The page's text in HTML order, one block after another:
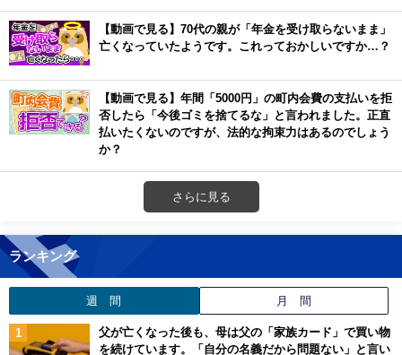
【動画で見る】70代の親が「年金を受け取らないまま」
亡くなっていたようです。これっておかしいですか…？
【動画で見る】年間「5000円」の町内会費の支払いを拒
否したら「今後ゴミを捨てるな」と言われました。正直
払いたくないのですが、法的な拘束力はあるのでしょう
か？
さらに見る
ランキング
週 間 月 間
父が亡くなった後も、母は父の「家族カード」で買い物
を続けています。「自分の名義だから問題ない」と言い